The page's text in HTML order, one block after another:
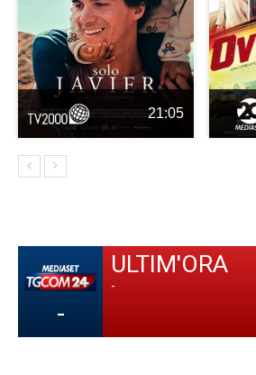
21:05
-
ULTIM'ORA
-